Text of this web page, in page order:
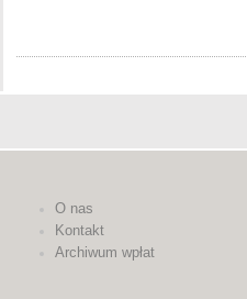
O nas
Kontakt
Archiwum wpłat